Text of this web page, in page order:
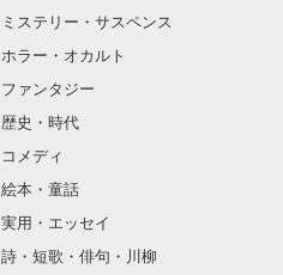
ミステリー・サスペンス
ホラー・オカルト
ファンタジー
歴史・時代
コメディ
絵本・童話
実用・エッセイ
詩・短歌・俳句・川柳